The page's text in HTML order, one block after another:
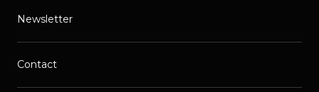
Newsletter
Contact